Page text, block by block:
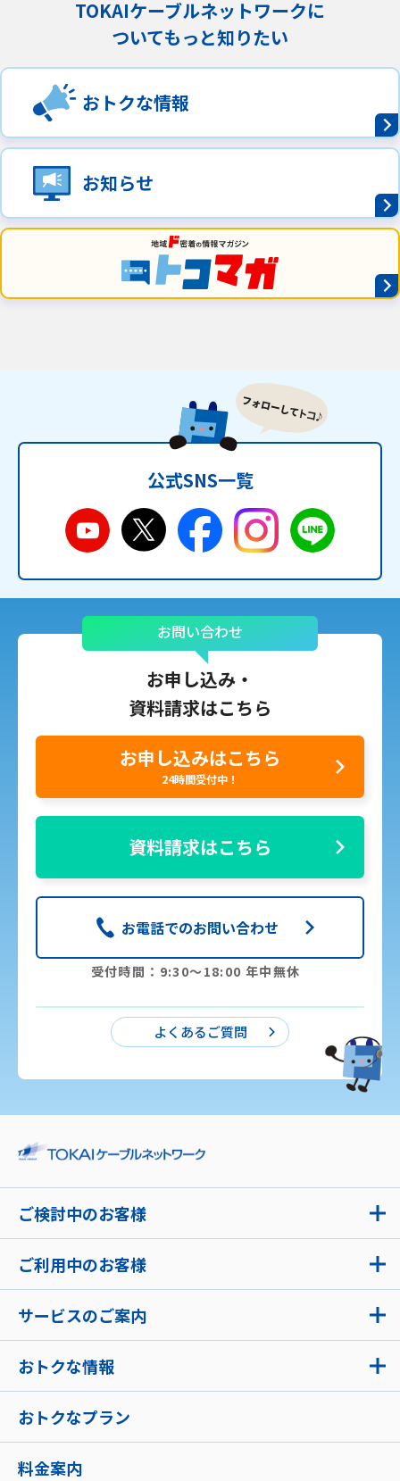
TOKAIケーブルネットワークに
ついてもっと知りたい
おトクな情報
お知らせ
公式SNS一覧
お問い合わせ
お申し込み・
資料請求はこちら
お申し込みはこちら
24時間受付中！
資料請求はこちら
お電話でのお問い合わせ
受付時間：9:30〜18:00 年中無休
よくあるご質問
ご検討中のお客様
ご利用中のお客様
サービスのご案内
おトクな情報
おトクなプラン
料金案内